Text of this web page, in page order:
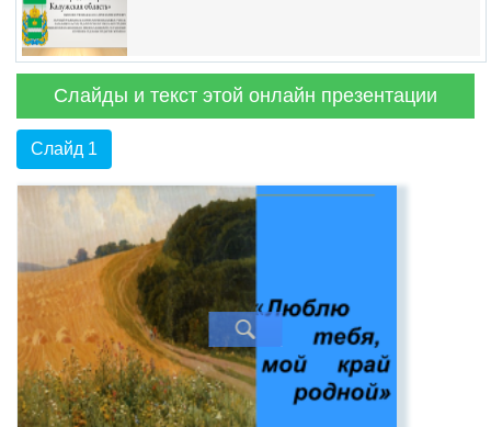
Слайды и текст этой онлайн презентации
Слайд 1